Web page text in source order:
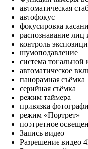
автоматическая
автофокус
фокусировка
распознавание лиц
контроль
шумоподавление
система тональной
автоматическое
панорамная съёмка
серийная съëмка
режим таймера
привязка
режим «Портрет»
портретное
Запись видео
Разрешение видео